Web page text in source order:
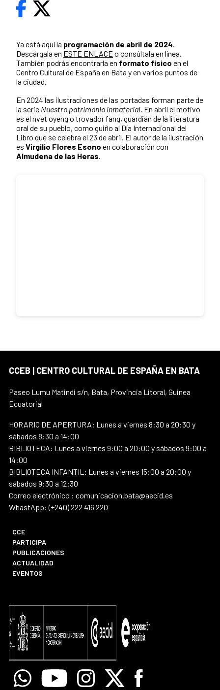
Ya está aquí la programación de abril de 2024.
Descárgala en ESTE ENLACE o consúltala en línea.
También podrás encontrarla en formato físico en el
Centro Cultural de España en Bata y en varios puntos de
la ciudad.
En 2024 las ilustraciones de las portadas forman parte de
la serie Nuestro patrimonio inmaterial. En abril el motivo
es el nvet oyeng o trovador fang, guardián de la literatura
oral de su pueblo, como guiño al Día Internacional del
Libro que se celebra el 23 de abril. El autor de la ilustración
es Virgilio Flores Esono en colaboración con
Almudena de las Heras.
CCEB | CENTRO CULTURAL DE ESPAÑA EN BATA
Paseo Lumu Matindi s/n, Bata, Provincia Litoral, Guinea
Ecuatorial
HORARIO DE APERTURA: Lunes a viernes 8:30 a 20:30 y
sábados 8:30 a 14:00
BIBLIOTECA: Lunes a viernes 9:00 a 20:00 y sábados 9:00 a
14:00
BIBLIOTECA INFANTIL: Lunes a viernes 15:00 a 20:00 y
sábados 9:30 a 12:30
Correo electrónico : comunicacion.bata@aecid.es
WhastApp: (+240) 222 416 220
CCE
PARTICIPA
PUBLICACIONES
ACTUALIDAD
EVENTOS
WhatsappYoutube Instagram
X Facebook